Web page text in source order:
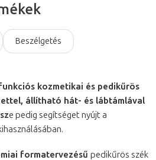
Beszélgetés
kozmetikai és pedikűrös
állítható hát- és lábtámlával
e pedig segítséget nyújt a
formatervezésű pedikűrös szék